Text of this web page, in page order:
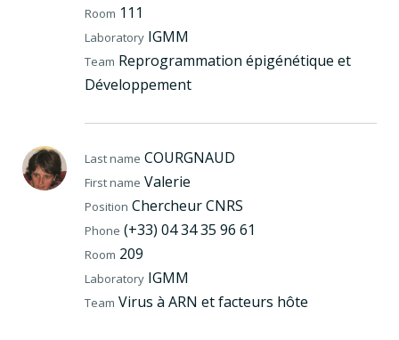
Room 111
Laboratory IGMM
Team Reprogrammation épigénétique et
Développement
Last name COURGNAUD
First name Valerie
Position Chercheur CNRS
Phone (+33) 04 34 35 96 61
Room 209
Laboratory IGMM
Team Virus à ARN et facteurs hôte